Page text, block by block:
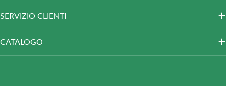
SERVIZIO CLIENTI
CATALOGO